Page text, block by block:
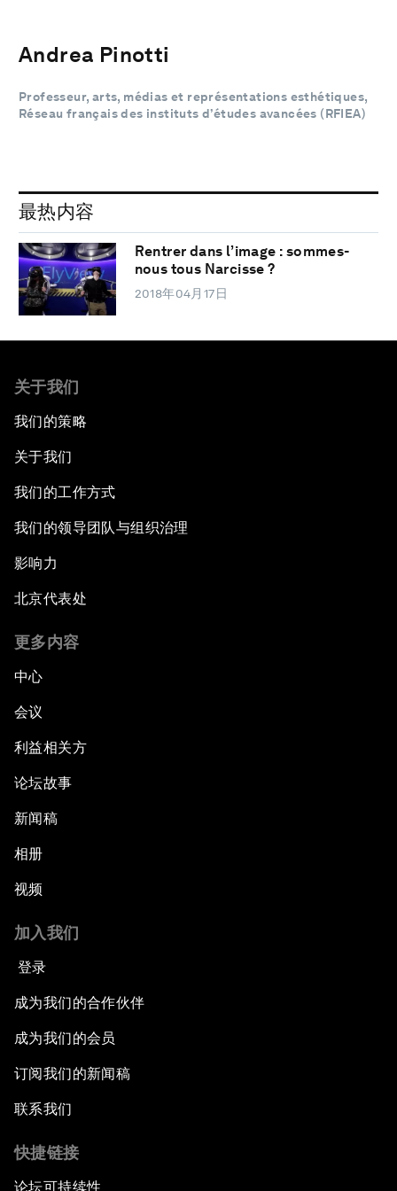
Andrea Pinotti
Professeur, arts, médias et représentations esthétiques,
Réseau français des instituts d’études avancées (RFIEA)
最热内容
Rentrer dans l’image : sommes-
nous tous Narcisse ?
2018年04月17日
关于我们
我们的策略
关于我们
我们的工作方式
我们的领导团队与组织治理
影响力
北京代表处
更多内容
中心
会议
利益相关方
论坛故事
新闻稿
相册
视频
加入我们
登录
成为我们的合作伙伴
成为我们的会员
订阅我们的新闻稿
联系我们
快捷链接
论坛可持续性